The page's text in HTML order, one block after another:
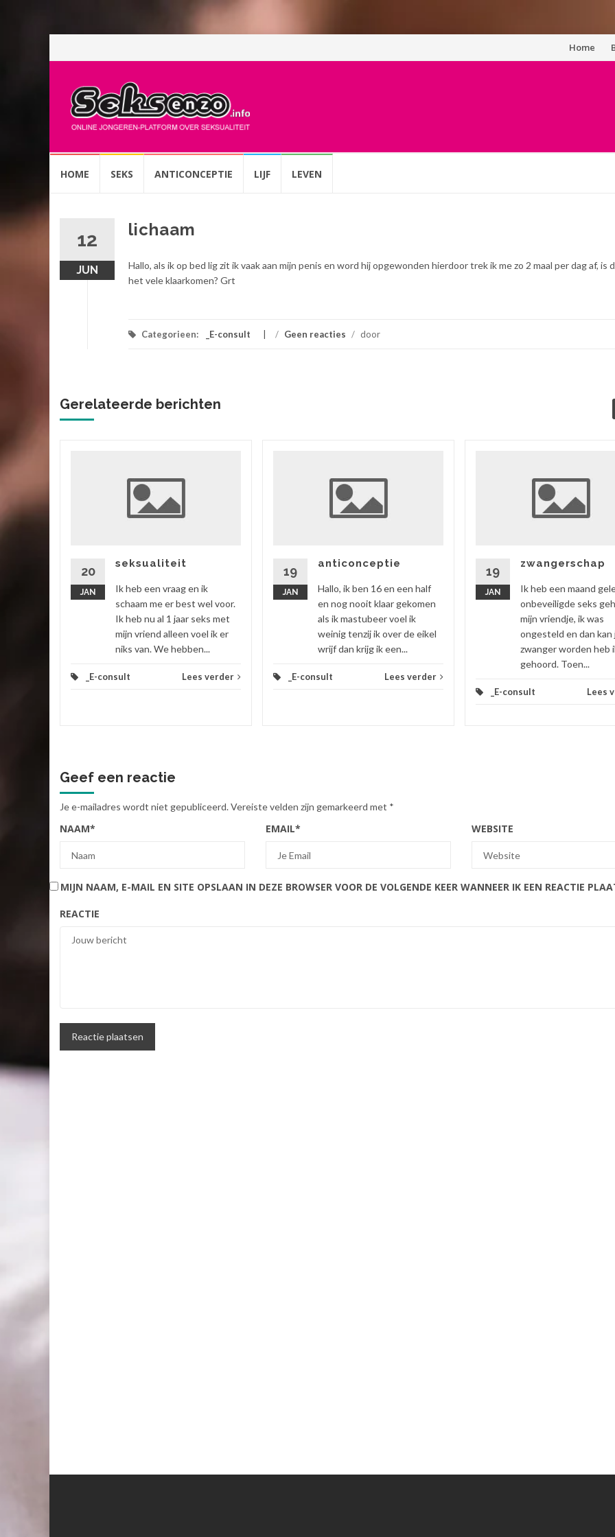
Spring
Home
naarHOME SEKS ANTICONCEPTIE LIJF LEVEN
12
JUN
lichaam
Hallo, als ik op bed lig zit ik vaak aan mijn penis en word hij opgewonden hierdoor trek ik me zo 2 maal per dag af, is
het vele klaarkomen? Grt
Categorieen: _E-consult / Geen reacties / door
Gerelateerde berichten
zitten
20
JAN
seksualiteit
Ik heb een vraag en ik
schaam me er best wel voor.
Ik heb nu al 1 jaar seks met
mijn vriend alleen voel ik er
niks van. We hebben...
_E-consult Lees verder
19
JAN
anticonceptie
Hallo, ik ben 16 en een half
en nog nooit klaar gekomen
als ik mastubeer voel ik
weinig tenzij ik over de eikel
wrijf dan krijg ik een...
_E-consult Lees verder
19
JAN
zwangerschap
Ik heb een maand
onbeveiligde seks
mijn vriendje, ik was
ongesteld en dan kan
zwanger worden heb
gehoord. Toen...
_E-consult Lees
Geef een reactie
Je e-mailadres wordt niet gepubliceerd.Vereiste velden zijn gemarkeerd met *
NAAM* EMAIL* WEBSITE
MIJN NAAM, E-MAIL EN SITE OPSLAAN IN DEZE BROWSER VOOR DE VOLGENDE KEER WANNEER IK EEN REACTIE
REACTIE